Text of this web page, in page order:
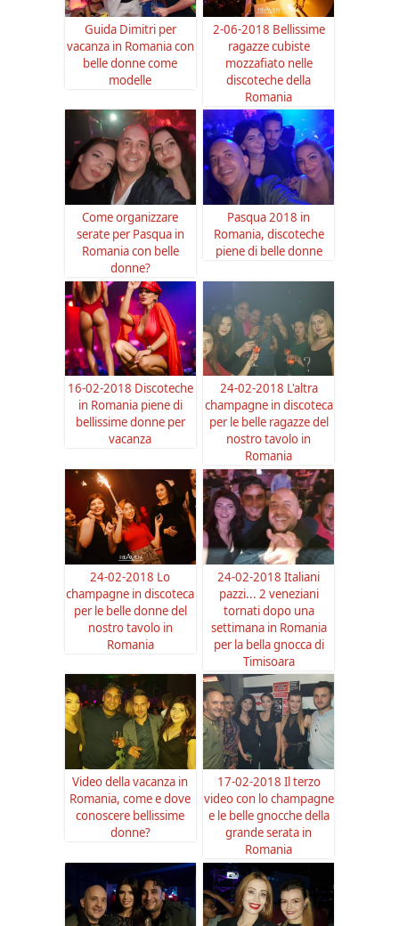
Guida Dimitri per
vacanza in Romania con
belle donne come
modelle
2-06-2018 Bellissime
ragazze cubiste
mozzafiato nelle
discoteche della
Romania
Come organizzare
serate per Pasqua in
Romania con belle
donne?
Pasqua 2018 in
Romania, discoteche
piene di belle donne
16-02-2018 Discoteche
in Romania piene di
bellissime donne per
vacanza
24-02-2018 L'altra
champagne in discoteca
per le belle ragazze del
nostro tavolo in
Romania
24-02-2018 Lo
champagne in discoteca
per le belle donne del
nostro tavolo in
Romania
24-02-2018 Italiani
pazzi... 2 veneziani
tornati dopo una
settimana in Romania
per la bella gnocca di
Timisoara
Video della vacanza in
Romania, come e dove
conoscere bellissime
donne?
17-02-2018 Il terzo
video con lo champagne
e le belle gnocche della
grande serata in
Romania